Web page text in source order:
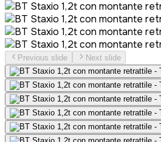
Previous slide Next slide